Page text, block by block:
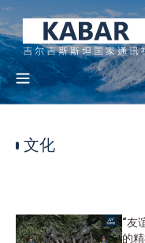
文化
“友
的